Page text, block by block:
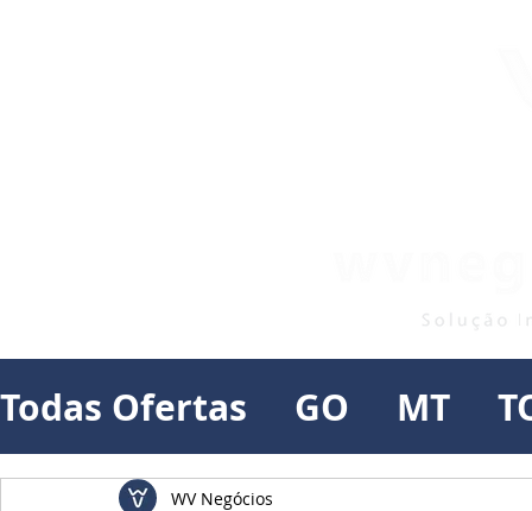
Todas Ofertas GO MT
WV Negócios